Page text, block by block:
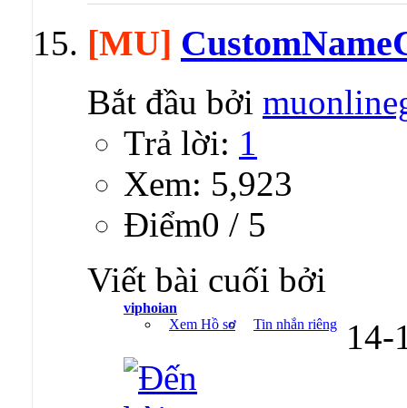
[MU]
Bắt đầu bởi
Trả lời: 1
Xem: 5,923
Ðiểm0 / 5
Viết bài cuối bởi
viphoian
Xem Hồ sơ
Tin nhắn riêng 14-